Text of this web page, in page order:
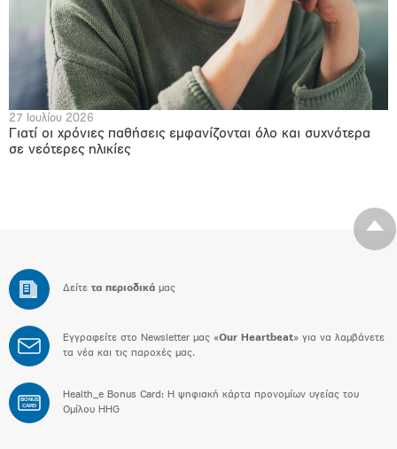
27 Ιουλίου 2026
Γιατί οι χρόνιες παθήσεις εμφανίζονται όλο και συχνότερα
σε νεότερες ηλικίες
Δείτε τα περιοδικά μας
Εγγραφείτε στο Newsletter μας «Our Heartbeat» για να λαμβάνετε
τα νέα και τις παροχές μας.
BONUS
CARD
Health_e Bonus Card: H ψηφιακή κάρτα προνομίων υγείας του
Ομίλου HHG